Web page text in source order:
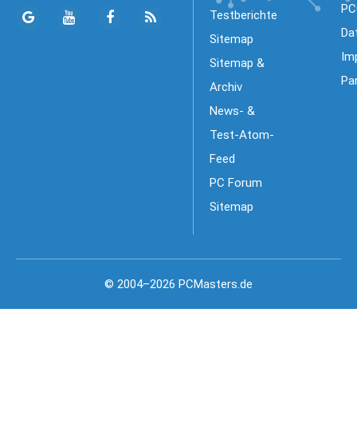
Testberichte
Sitemap
Sitemap &
Archiv
News- &
Test-Atom-
Feed
PC Forum
Sitemap
© 2004–2026 PCMasters.de